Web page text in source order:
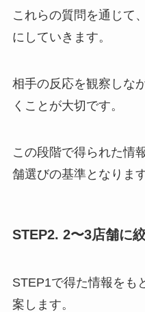
これらの質問を通じて
にしていきます。
相手の反応を観察しな
くことが大切です。
この段階で得られた情
舗選びの基準となります
STEP2. 2〜3店舗に
STEP1で得た情報をも
案します。